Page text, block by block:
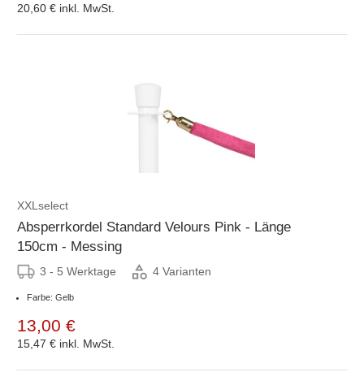
20,60 € inkl. MwSt.
XXLselect
Absperrkordel Standard Velours Pink - Länge
150cm - Messing
3 - 5 Werktage 4 Varianten
Farbe: Gelb
13,00 €
15,47 € inkl. MwSt.